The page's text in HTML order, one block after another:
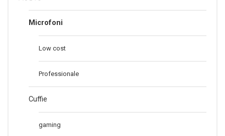
Microfoni
Low cost
Professionale
Cuffie
gaming